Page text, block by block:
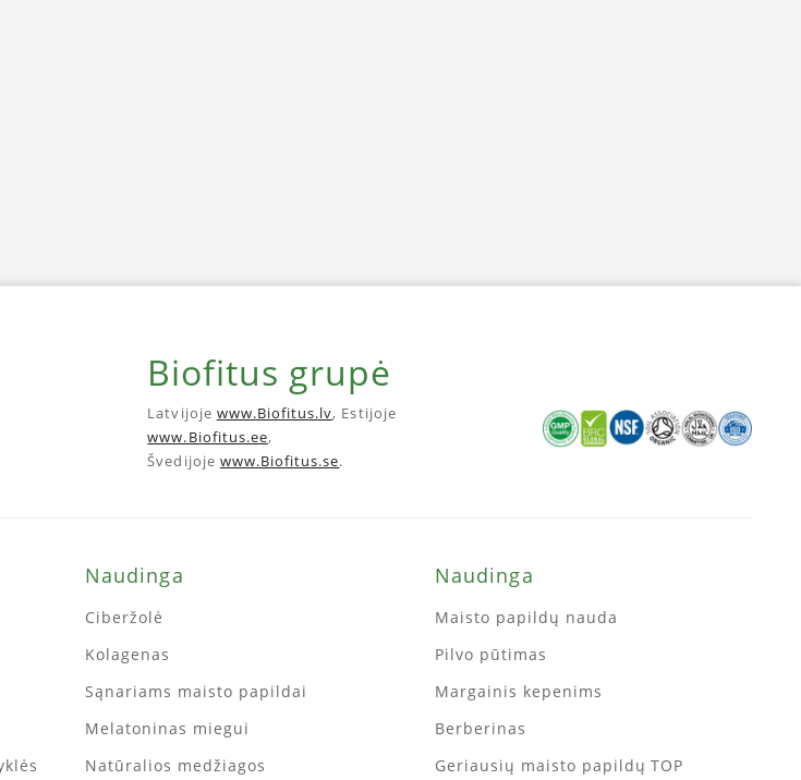
Biofitus grupė
Latvijoje www.Biofitus.lv, Estijoje
www.Biofitus.ee,
Švedijoje www.Biofitus.se.
Naudinga
Ciberžolė
Kolagenas
Sąnariams maisto papildai
Melatoninas miegui
Natūralios medžiagos
Naudinga
Maisto papildų nauda
Pilvo pūtimas
Margainis kepenims
Berberinas
Geriausių maisto papildų TOP